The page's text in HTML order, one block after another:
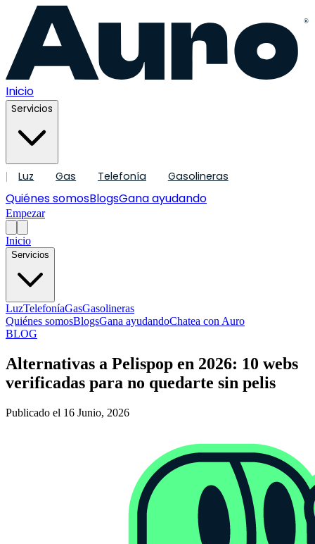
®
Inicio
Servicios
| Luz Gas Telefonía Gasolineras
Quiénes somosBlogsGana ayudando
Empezar
Inicio
Servicios
LuzTelefoníaGasGasolineras
Quiénes somosBlogsGana ayudandoChatea con Auro
BLOG
Alternativas a Pelispop en 2026: 10 webs
verificadas para no quedarte sin pelis
Publicado el 16 Junio, 2026